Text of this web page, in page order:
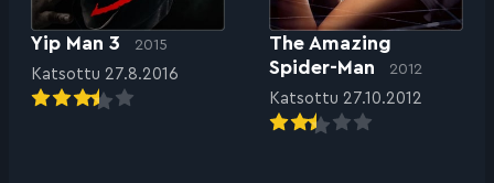
Yip Man 3 2015
Katsottu 27.8.2016
The Amazing
Spider-Man
2012
Katsottu 27.10.2012